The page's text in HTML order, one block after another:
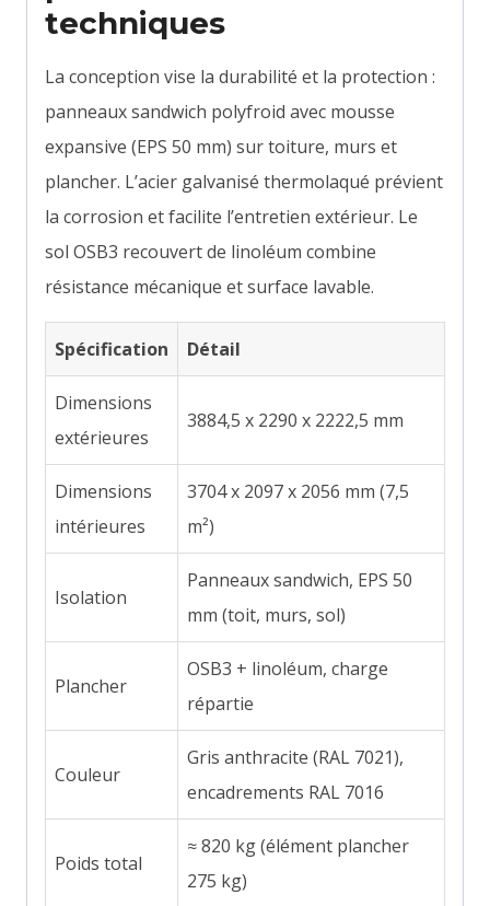
techniques
La conception vise la durabilité et la protection :
panneaux sandwich polyfroid avec mousse
expansive (EPS 50 mm) sur toiture, murs et
plancher. L’acier galvanisé thermolaqué prévient
la corrosion et facilite l’entretien extérieur. Le
sol OSB3 recouvert de linoléum combine
résistance mécanique et surface lavable.
Spécification Détail
Dimensions
extérieures
3884,5 x 2290 x 2222,5 mm
Dimensions
intérieures
3704 x 2097 x 2056 mm (7,5
m²)
Isolation
Panneaux sandwich, EPS 50
mm (toit, murs, sol)
Plancher
OSB3 + linoléum, charge
répartie
Couleur
Gris anthracite (RAL 7021),
encadrements RAL 7016
Poids total
≈ 820 kg (élément plancher
275 kg)